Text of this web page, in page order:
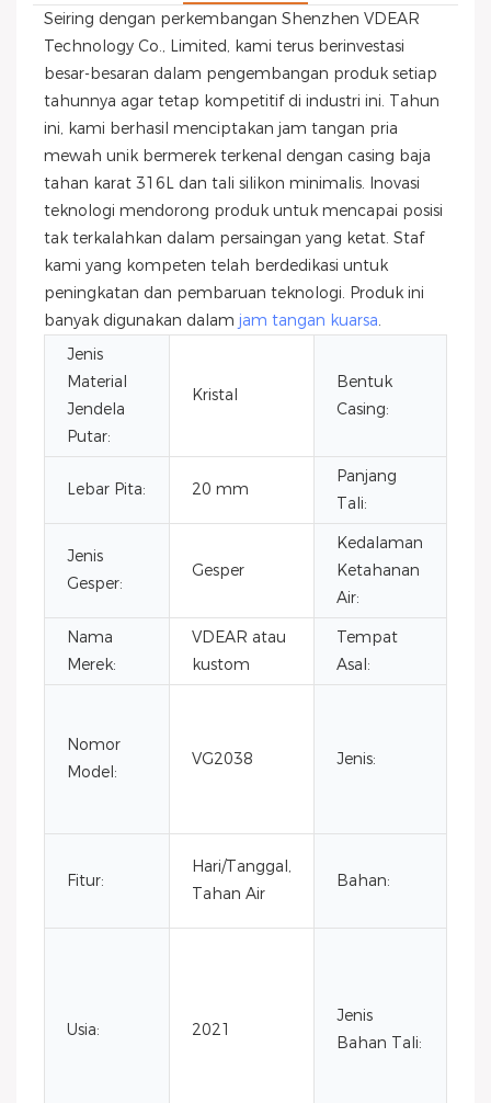
Seiring dengan perkembangan Shenzhen VDEAR
Technology Co., Limited, kami terus berinvestasi
besar-besaran dalam pengembangan produk setiap
tahunnya agar tetap kompetitif di industri ini. Tahun
ini, kami berhasil menciptakan jam tangan pria
mewah unik bermerek terkenal dengan casing baja
tahan karat 316L dan tali silikon minimalis. Inovasi
teknologi mendorong produk untuk mencapai posisi
tak terkalahkan dalam persaingan yang ketat. Staf
kami yang kompeten telah berdedikasi untuk
peningkatan dan pembaruan teknologi. Produk ini
banyak digunakan dalam jam tangan kuarsa.
Jenis
Material
Jendela
Putar:
Kristal
Bentuk
Casing:
Lebar Pita: 20 mm
Panjang
Tali:
Jenis
Gesper:
Gesper
Kedalaman
Ketahanan
Air:
Nama
Merek:
VDEAR atau
kustom
Tempat
Asal:
Nomor
Model:
VG2038 Jenis:
Fitur:
Hari/Tanggal,
Tahan Air
Bahan:
Usia: 2021
Jenis
Bahan Tali: